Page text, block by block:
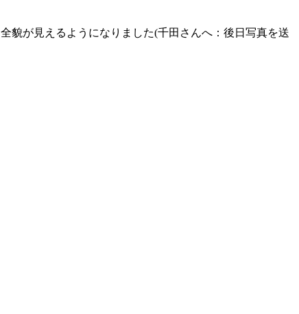
貌が見えるようになりました(千田さんへ：後日写真を送